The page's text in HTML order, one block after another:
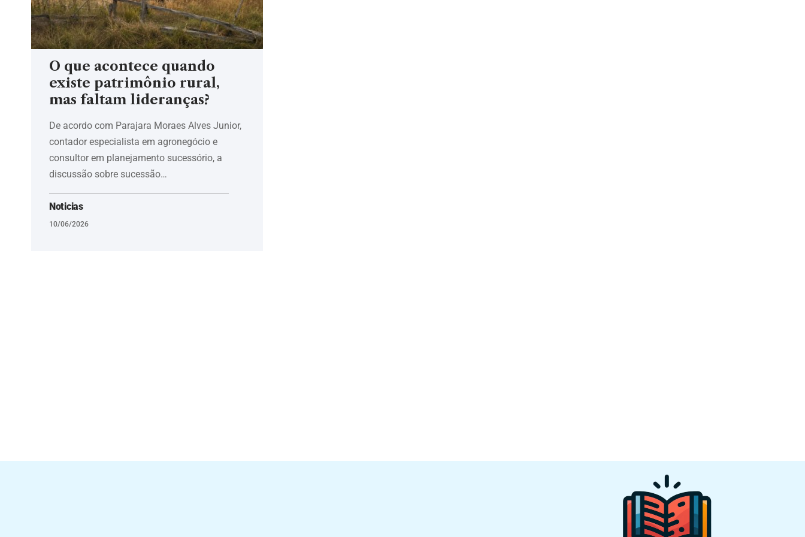
O que acontece quando
existe patrimônio rural,
mas faltam lideranças?
De acordo com Parajara Moraes Alves Junior,
contador especialista em agronegócio e
consultor em planejamento sucessório, a
discussão sobre sucessão…
Noticias
10/06/2026